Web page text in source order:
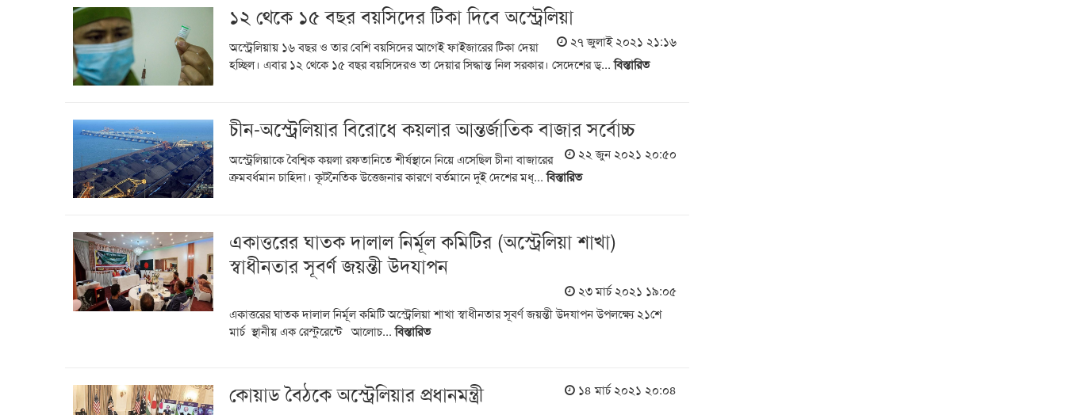
১২ থেকে ১৫ বছর বয়সিদের টিকা দিবে অস্ট্রেলিয়া
২৭ জুলাই ২০২১ ২১:১৬
অস্ট্রেলিয়ায় ১৬ বছর ও তার বেশি বয়সিদের আগেই ফাইজারের টিকা দেয়া
হচ্ছিল। এবার ১২ থেকে ১৫ বছর বয়সিদেরও তা দেয়ার সিদ্ধান্ত নিল সরকার। সেদেশের ড্...বিস্তারিত
চীন-অস্ট্রেলিয়ার বিরোধে কয়লার আন্তর্জাতিক বাজার সর্বোচ্চ
২২ জুন ২০২১ ২০:৫০
অস্ট্রেলিয়াকে বৈশ্বিক কয়লা রফতানিতে শীর্ষস্থানে নিয়ে এসেছিল চীনা বাজারের
ক্রমবর্ধমান চাহিদা। কূটনৈতিক উত্তেজনার কারণে বর্তমানে দুই দেশের মধ্...বিস্তারিত
একাত্তরের ঘাতক দালাল নির্মূল কমিটির (অস্ট্রেলিয়া শাখা)
স্বাধীনতার সূবর্ণ জয়ন্তী উদযাপন
২৩ মার্চ ২০২১ ১৯:০৫
একাত্তরের ঘাতক দালাল নির্মূল কমিটি অস্ট্রেলিয়া শাখা স্বাধীনতার সূবর্ণ জয়ন্তী উদযাপন উপলক্ষ্যে ২১শে
মার্চ স্থানীয় এক রেস্টুরেন্টে আলোচ...বিস্তারিত
কোয়াড বৈঠকে অস্ট্রেলিয়ার প্রধানমন্ত্রী ১৪ মার্চ ২০২১ ২০:০৪